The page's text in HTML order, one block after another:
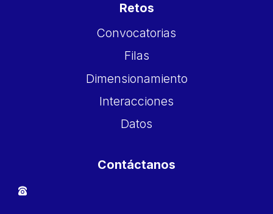
Retos
Convocatorias
Filas
Dimensionamiento
Interacciones
Datos
Contáctanos